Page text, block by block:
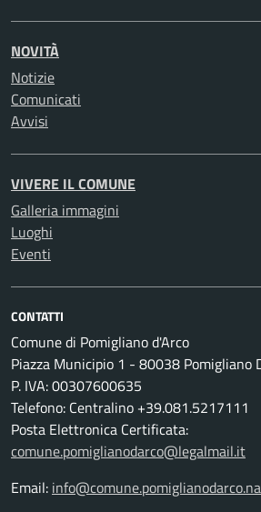
NOVITÀ
Notizie
Comunicati
Avvisi
VIVERE IL COMUNE
Galleria immagini
Luoghi
Eventi
CONTATTI
Comune di Pomigliano d'Arco
Piazza Municipio 1 - 80038 Pomigliano
P. IVA: 00307600635
Telefono: Centralino +39.081.5217111
Posta Elettronica Certificata:
comune.pomiglianodarco@legalmail.it
Email: